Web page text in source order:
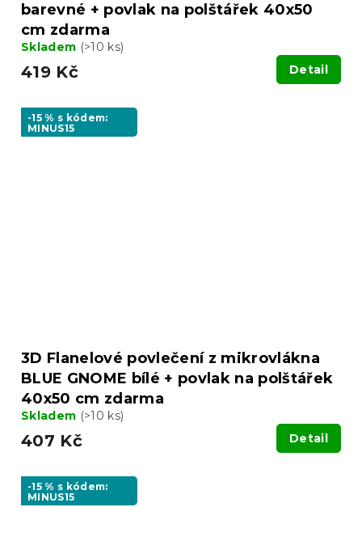
barevné + povlak na polštářek 40x50
cm zdarma
Skladem (>10 ks)
419 Kč Detail
-15 % s kódem:
MINUS15
3D Flanelové povlečení z mikrovlákna
BLUE GNOME bílé + povlak na polštářek
40x50 cm zdarma
Skladem (>10 ks)
407 Kč Detail
-15 % s kódem:
MINUS15